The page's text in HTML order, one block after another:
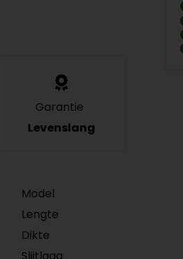
Garantie
Levenslang
Model
Lengte
Dikte